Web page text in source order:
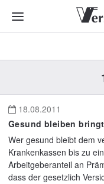
18.08.2011
Gesund bleiben
Wer gesund bleibt dem
Krankenkassen bis zu
Arbeitgeberanteil an
dass der gesetzlich